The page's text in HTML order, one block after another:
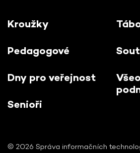
Kroužky
Pedagogové
Dny pro veřejnost
Senioři
© 2026 Správa informačních